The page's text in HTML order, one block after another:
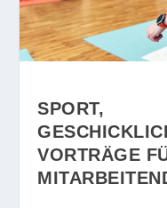
SPORT,
VORTRÄGE